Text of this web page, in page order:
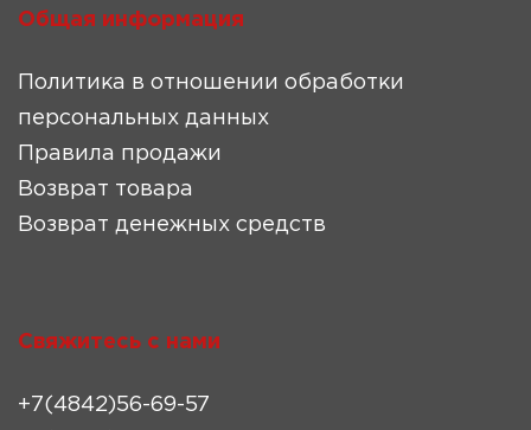
Общая информация
Политика в отношении обработки
персональных данных
Правила продажи
Возврат товара
Возврат денежных средств
Свяжитесь с нами
+7(4842)56-69-57